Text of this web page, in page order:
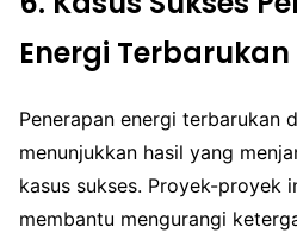
Energi Terbarukan
Penerapan energi terbarukan
menunjukkan hasil yang
kasus sukses. Proyek-proyek
membantu mengurangi